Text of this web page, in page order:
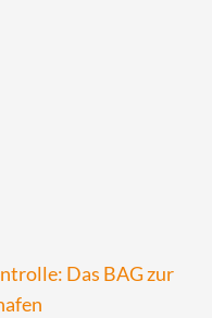
Das BAG zur